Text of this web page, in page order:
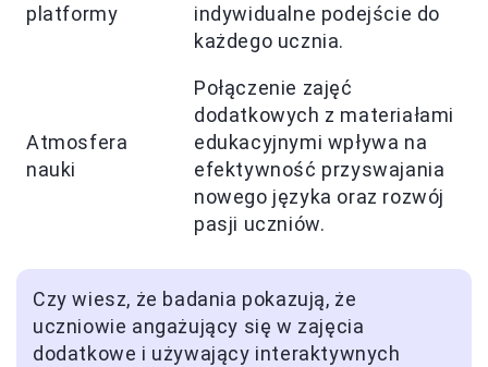
platformy
indywidualne podejście do
każdego ucznia.
Atmosfera
nauki
Połączenie zajęć
dodatkowych z materiałami
edukacyjnymi wpływa na
efektywność przyswajania
nowego języka oraz rozwój
pasji uczniów.
Czy wiesz, że badania pokazują, że
uczniowie angażujący się w zajęcia
dodatkowe i używający interaktywnych